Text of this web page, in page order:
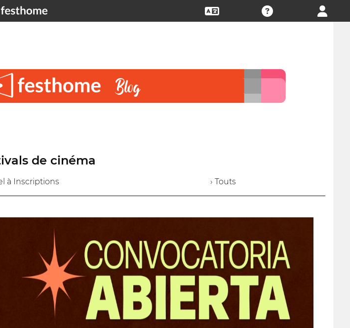
de cinéma
à Inscriptions › Touts